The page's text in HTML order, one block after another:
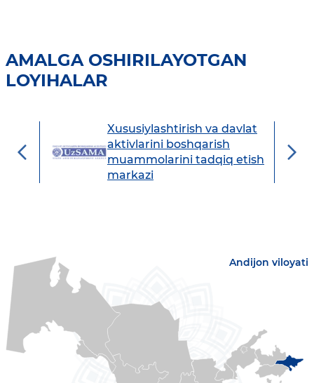
AMALGA OSHIRILAYOTGAN
LOYIHALAR
Xususiylashtirish va davlat
aktivlarini boshqarish
muammolarini tadqiq etish
markazi
Andijon viloyati